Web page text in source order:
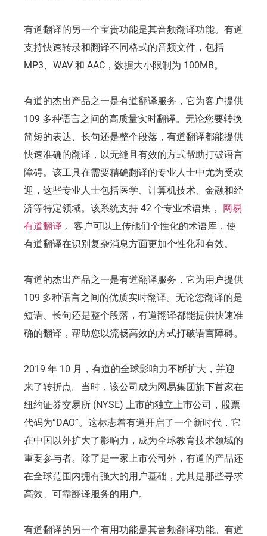
有道翻译的另一个宝贵功能是其音频翻译功能。有道
支持快速转录和翻译不同格式的音频文件，包括
MP3、WAV 和 AAC，数据大小限制为 100MB。
有道的杰出产品之一是有道翻译服务，它为客户提供
109 多种语言之间的高质量实时翻译。无论您要转换
简短的表达、长句还是整个段落，有道翻译都能提供
快速准确的翻译，以无缝且有效的方式帮助打破语言
障碍。该工具在需要精确翻译的专业人士中尤为受欢
迎，这些专业人士包括医学、计算机技术、金融和经
济等特定领域。该系统支持 42 个专业术语集， 网易
有道翻译 。客户可以上传他们个性化的术语库，使
有道翻译在识别复杂消息方面更加个性化和有效。
有道的杰出产品之一是有道翻译服务，它为用户提供
109 多种语言之间的优质实时翻译。无论您翻译的是
短语、长句还是整个段落，有道翻译都能提供快速准
确的翻译，帮助您以流畅高效的方式打破语言障碍。
2019 年 10 月，有道的全球影响力不断扩大，并迎
来了转折点。当时，该公司成为网易集团旗下首家在
纽约证券交易所 (NYSE) 上市的独立上市公司，股票
代码为“DAO”。这标志着有道开启了一个新时代，它
在中国以外扩大了影响力，成为全球教育技术领域的
重要参与者。除了是一家上市公司外，有道的产品还
在全球范围内拥有强大的用户基础，尤其是那些寻求
高效、可靠翻译服务的用户。
有道翻译的另一个有用功能是其音频翻译功能。有道